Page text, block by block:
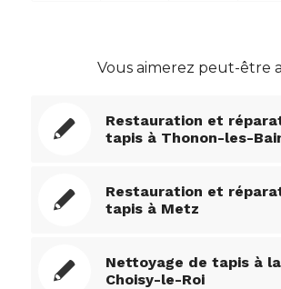
Vous aimerez peut-être
Restauration et
tapis à Thonon-les-
Restauration et
tapis à Metz
Nettoyage de tapis à
Choisy-le-Roi